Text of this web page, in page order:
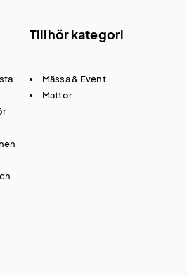
Tillhör kategori
Mässa & Event
Mattor